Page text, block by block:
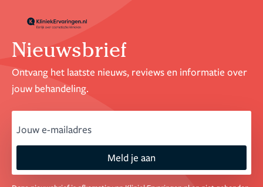
Nieuwsbrief
Ontvang het laatste nieuws, reviews en informatie over
jouw behandeling.
Meld je aan